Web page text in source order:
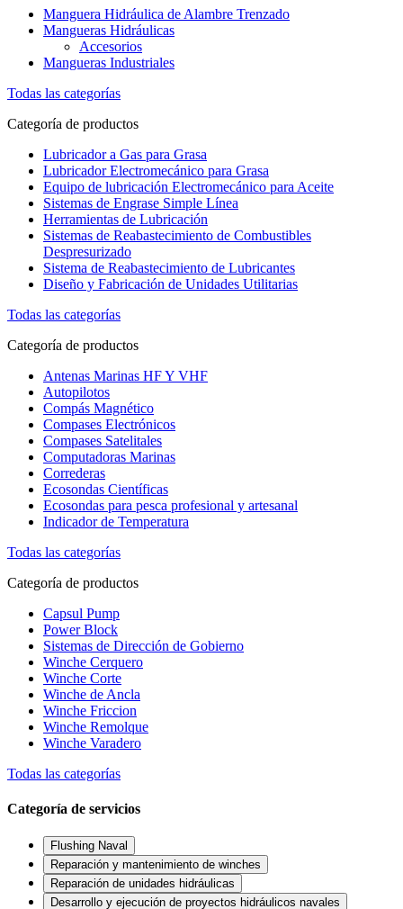
Manguera Hidráulica de Alambre Trenzado
Mangueras Hidráulicas
Accesorios
Mangueras Industriales
Todas las categorías
Categoría de productos
Lubricador a Gas para Grasa
Lubricador Electromecánico para Grasa
Equipo de lubricación Electromecánico para Aceite
Sistemas de Engrase Simple Línea
Herramientas de Lubricación
Sistemas de Reabastecimiento de Combustibles
Despresurizado
Sistema de Reabastecimiento de Lubricantes
Diseño y Fabricación de Unidades Utilitarias
Todas las categorías
Categoría de productos
Antenas Marinas HF Y VHF
Autopilotos
Compás Magnético
Compases Electrónicos
Compases Satelitales
Computadoras Marinas
Correderas
Ecosondas Científicas
Ecosondas para pesca profesional y artesanal
Indicador de Temperatura
Todas las categorías
Categoría de productos
Capsul Pump
Power Block
Sistemas de Dirección de Gobierno
Winche Cerquero
Winche Corte
Winche de Ancla
Winche Friccion
Winche Remolque
Winche Varadero
Todas las categorías
Categoría de servicios
Flushing Naval
Reparación y mantenimiento de winches
Reparación de unidades hidráulicas
Desarrollo y ejecución de proyectos hidráulicos navales